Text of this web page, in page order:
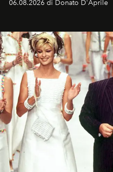
06.08.2026 di Donato D'Aprile